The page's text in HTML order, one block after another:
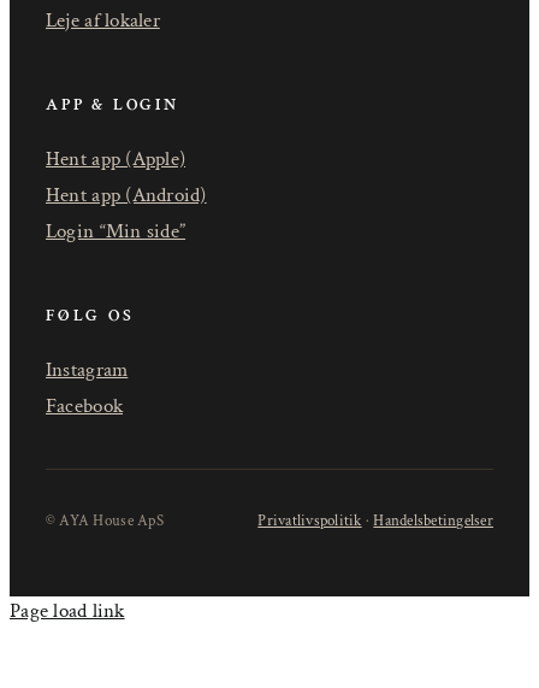
Leje af lokaler
APP & LOGIN
Hent app (Apple)
Hent app (Android)
Login “Min side”
FØLG OS
Instagram
Facebook
© AYA House ApS Privatlivspolitik ·Handelsbetingelser
Page load link